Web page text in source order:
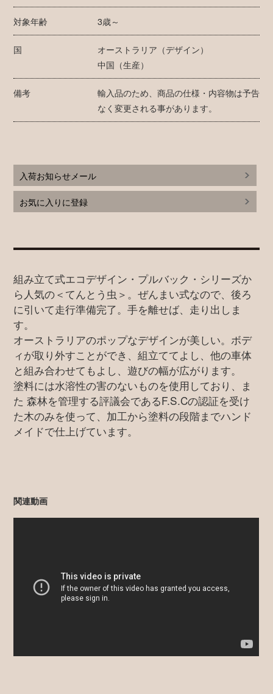
対象年齢 3歳～
国
オーストラリア（デザイン）
中国（生産）
備考
輸入品のため、商品の仕様・内容物は予告
なく変更される事があります。
入荷お知らせメール
お気に入りに登録
組み立て式エコデザイン・プルバック・シリーズか
ら人気の＜てんとう虫＞。ぜんまい式なので、後ろ
に引いて走行準備完了。手を離せば、走り出しま
す。
オーストラリアのポップなデザインが美しい。ボデ
ィが取り外すことができ、組立ててよし、他の車体
と組み合わせてもよし、遊びの幅が広がります。
塗料には水溶性の害のないものを使用しており、ま
た 森林を管理する評議会であるF.S.Cの認証を受け
た木のみを使って、加工から塗料の段階までハンド
メイドで仕上げています。
関連動画